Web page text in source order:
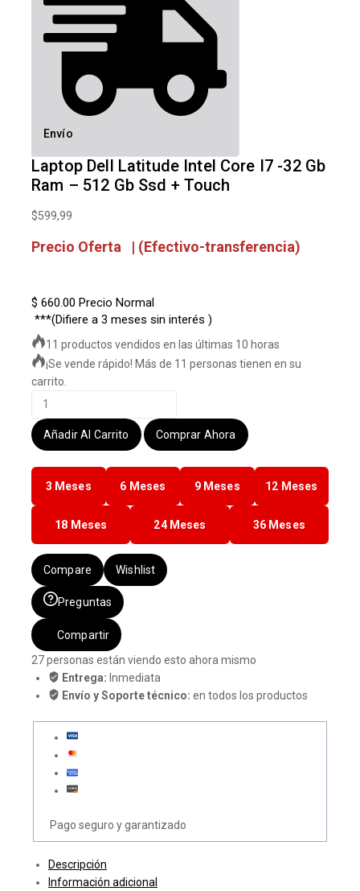
Envío
Laptop Dell Latitude Intel Core I7 -32 Gb
Ram – 512 Gb Ssd + Touch
$599,99
Precio Oferta | (Efectivo-transferencia)
$ 660.00 Precio Normal
***(Difiere a 3 meses sin interés )
11 productos vendidos en las últimas 10 horas
¡Se vende rápido! Más de 11 personas tienen en su
carrito.
Laptop
Dell
Latitude
Intel
Core
-32
Ram
-
512
Gb
Ssd
+
Touch
cantidad
Añadir Al Carrito Comprar Ahora
3 Meses 6 Meses 9 Meses 12 Meses
18 Meses 24 Meses 36 Meses
Compare Wishlist
Preguntas
Compartir
27personas están viendo esto ahora mismo
Entrega: Inmediata
Envío y Soporte técnico: en todos los productos
Pago seguro y garantizado
Descripción
Información adicional